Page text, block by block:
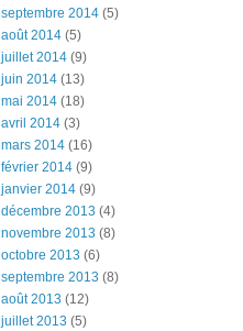
septembre 2014 (5)
août 2014 (5)
juillet 2014 (9)
juin 2014 (13)
mai 2014 (18)
avril 2014 (3)
mars 2014 (16)
février 2014 (9)
janvier 2014 (9)
décembre 2013 (4)
novembre 2013 (8)
octobre 2013 (6)
septembre 2013 (8)
août 2013 (12)
juillet 2013 (5)